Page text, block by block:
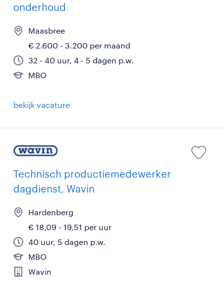
onderhoud
Maasbree
€ 2.600 - 3.200 per maand
32 - 40 uur, 4 - 5 dagen p.w.
MBO
bekijk vacature
Technisch productiemedewerker
dagdienst, Wavin
Hardenberg
€ 18,09 - 19,51 per uur
40 uur, 5 dagen p.w.
MBO
Wavin